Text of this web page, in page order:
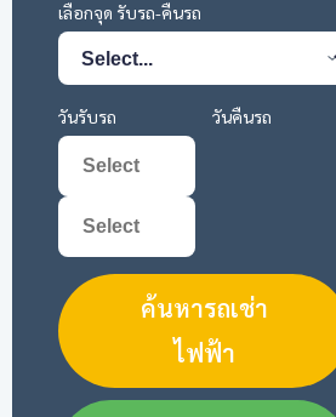
เลือกจุด รับรถ-คืนรถ
วันรับรถ วันคืนรถ
ค้นหารถเช่า
ไฟฟ้า